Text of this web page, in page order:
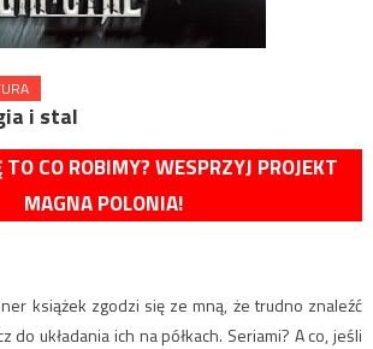
i stal
CO ROBIMY? WESPRZYJ PROJEKT
MAGNA POLONIA!
książek zgodzi się ze mną, że trudno znaleźć
do układania ich na półkach. Seriami? A co, jeśli